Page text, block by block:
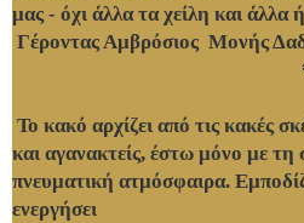
μας - όχι άλλα τα χείλη και άλλα
Γέροντας Αμβρόσιος Μονής
* * * * *
Το κακό αρχίζει από τις κακές
και αγανακτείς, έστω μόνο με
πνευματική ατμόσφαιρα.
ενεργήσει